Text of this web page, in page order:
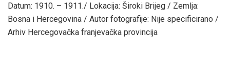
Datum: 1910. – 1911./ Lokacija: Široki Brijeg / Zemlja:
Bosna i Hercegovina / Autor fotografije: Nije specificirano /
Arhiv Hercegovačka franjevačka provincija